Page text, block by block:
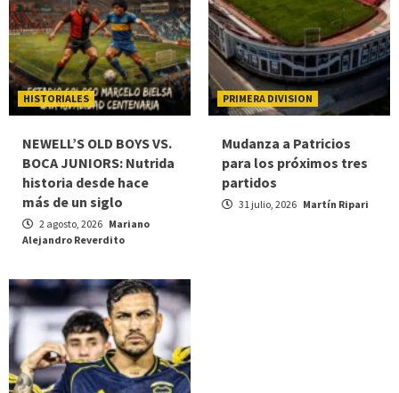
HISTORIALES
NEWELL’S OLD BOYS VS.
BOCA JUNIORS: Nutrida
historia desde hace
más de un siglo
2 agosto, 2026 Mariano
Alejandro Reverdito
PRIMERA DIVISION
Mudanza a Patricios
para los próximos tres
partidos
31 julio, 2026 Martín Ripari